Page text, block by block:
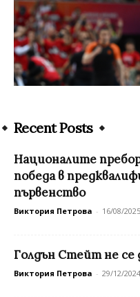
Recent Posts
Националите
победа в
първенство
Виктория Петрова - 16/08/2025
Голдън Стейт не се
Виктория Петрова - 29/12/2024